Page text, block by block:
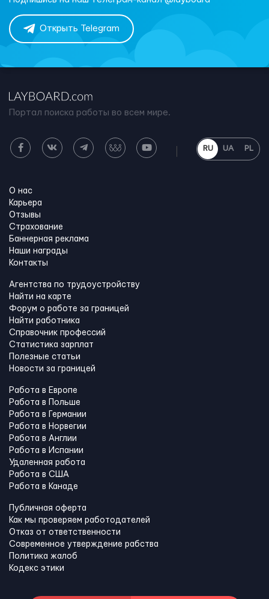
Открыть Telegram
Портал поиска работы во всем мире.
RU UA PL
О нас
Карьера
Отзывы
Страхование
Баннерная реклама
Наши награды
Контакты
Агентства по трудоустройству
Найти на карте
Форум о работе за границей
Найти работника
Справочник профессий
Статистика зарплат
Полезные статьи
Новости за границей
Работа в Европе
Работа в Польше
Работа в Германии
Работа в Норвегии
Работа в Англии
Работа в Испании
Удаленная работа
Работа в США
Работа в Канадe
Публичная оферта
Как мы проверяем работодателей
Отказ от ответственности
Современное утверждение рабства
Политика жалоб
Кодекс этики